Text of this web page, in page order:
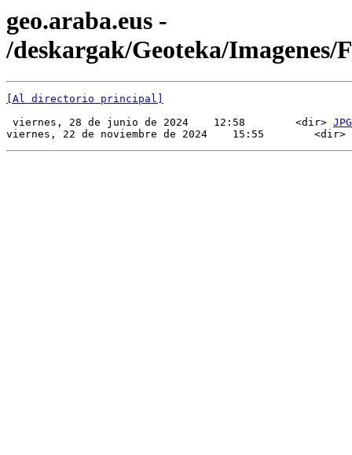
geo.araba.eus -
/deskargak/Geoteka/Imagenes/
[Al directorio principal]
viernes, 28 de junio de 2024    12:58        <dir> JPG
viernes, 22 de noviembre de 2024    15:55        <dir>